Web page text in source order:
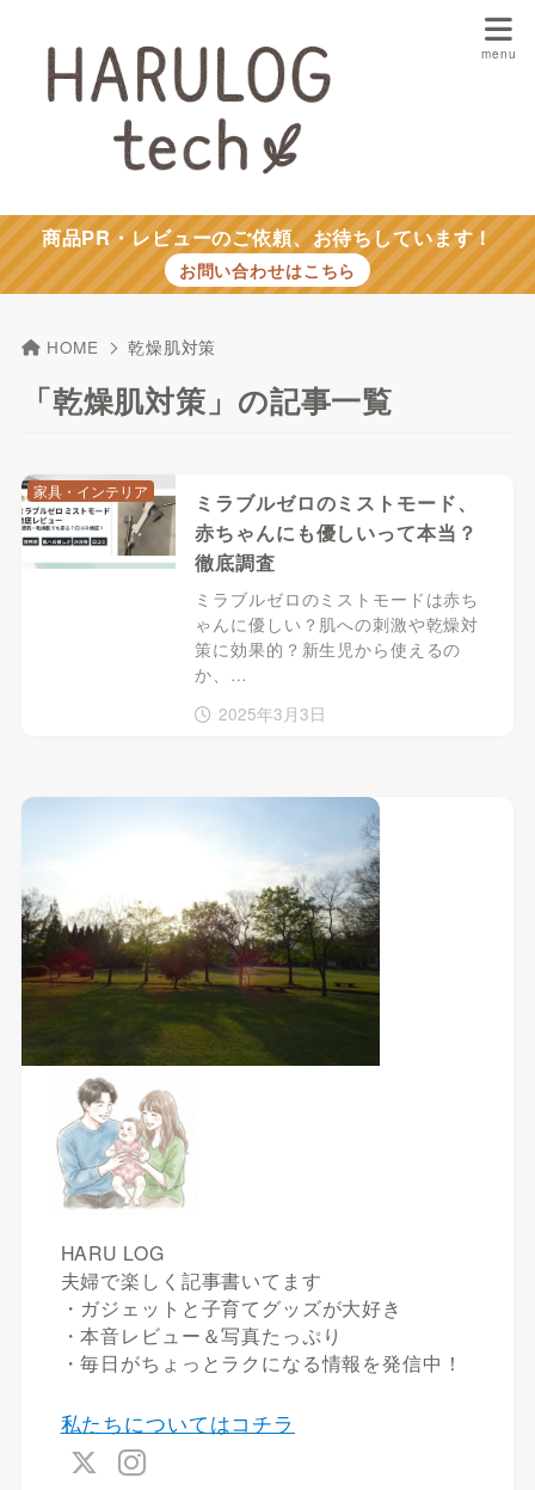
商品PR・レビューのご依頼、お待ちしています！
お問い合わせはこちら
HOME 乾燥肌対策
「乾燥肌対策」の記事一覧
ミラブルゼロのミストモード、
赤ちゃんにも優しいって本当？
徹底調査
ミラブルゼロのミストモードは赤ち
ゃんに優しい？肌への刺激や乾燥対
策に効果的？新生児から使えるの
か、…
2025年3月3日
家具・インテリア
HARU LOG
夫婦で楽しく記事書いてます
・ガジェットと子育てグッズが大好き
・本音レビュー＆写真たっぷり
・毎日がちょっとラクになる情報を発信中！
私たちについてはコチラ